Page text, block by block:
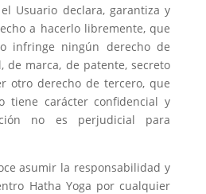
Usuario declara, garantiza y
a hacerlo libremente, que
infringe ningún derecho de
de marca, de patente, secreto
otro derecho de tercero, que
tiene carácter confidencial y
no es perjudicial para
asumir la responsabilidad y
Hatha Yoga por cualquier